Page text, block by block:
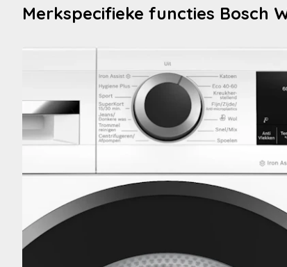
Merkspecifieke functies Bosch